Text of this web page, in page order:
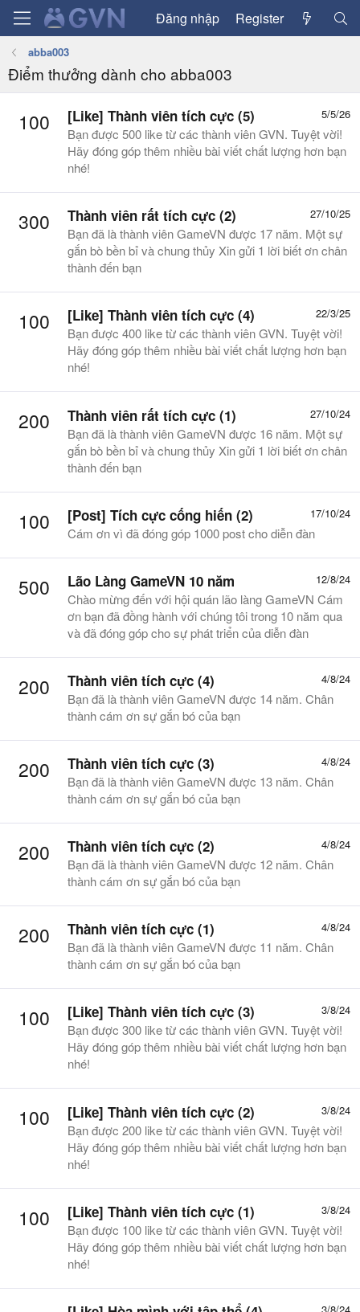
Đăng nhập Register
abba003
Điểm thưởng dành cho abba003
100 5/5/26
[Like] Thành viên tích cực (5)
Bạn được 500 like từ các thành viên GVN. Tuyệt vời!
Hãy đóng góp thêm nhiều bài viết chất lượng hơn bạn
nhé!
300 27/10/25
Thành viên rất tích cực (2)
Bạn đã là thành viên GameVN được 17 năm. Một sự
gắn bò bền bỉ và chung thủy Xin gửi 1 lời biết ơn chân
thành đến bạn
100 22/3/25
[Like] Thành viên tích cực (4)
Bạn được 400 like từ các thành viên GVN. Tuyệt vời!
Hãy đóng góp thêm nhiều bài viết chất lượng hơn bạn
nhé!
200 27/10/24
Thành viên rất tích cực (1)
Bạn đã là thành viên GameVN được 16 năm. Một sự
gắn bò bền bỉ và chung thủy Xin gửi 1 lời biết ơn chân
thành đến bạn
100 17/10/24
[Post] Tích cực cống hiến (2)
Cám ơn vì đã đóng góp 1000 post cho diễn đàn
500 12/8/24
Lão Làng GameVN 10 năm
Chào mừng đến với hội quán lão làng GameVN Cám
ơn bạn đã đồng hành với chúng tôi trong 10 năm qua
và đã đóng góp cho sự phát triển của diễn đàn
200 4/8/24
Thành viên tích cực (4)
Bạn đã là thành viên GameVN được 14 năm. Chân
thành cám ơn sự gắn bó của bạn
200 4/8/24
Thành viên tích cực (3)
Bạn đã là thành viên GameVN được 13 năm. Chân
thành cám ơn sự gắn bó của bạn
200 4/8/24
Thành viên tích cực (2)
Bạn đã là thành viên GameVN được 12 năm. Chân
thành cám ơn sự gắn bó của bạn
200 4/8/24
Thành viên tích cực (1)
Bạn đã là thành viên GameVN được 11 năm. Chân
thành cám ơn sự gắn bó của bạn
100 3/8/24
[Like] Thành viên tích cực (3)
Bạn được 300 like từ các thành viên GVN. Tuyệt vời!
Hãy đóng góp thêm nhiều bài viết chất lượng hơn bạn
nhé!
100 3/8/24
[Like] Thành viên tích cực (2)
Bạn được 200 like từ các thành viên GVN. Tuyệt vời!
Hãy đóng góp thêm nhiều bài viết chất lượng hơn bạn
nhé!
100 3/8/24
[Like] Thành viên tích cực (1)
Bạn được 100 like từ các thành viên GVN. Tuyệt vời!
Hãy đóng góp thêm nhiều bài viết chất lượng hơn bạn
nhé!